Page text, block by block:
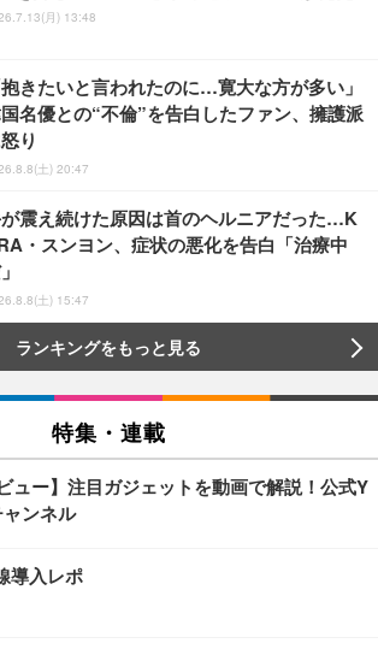
月) 13:48
抱きたいと言われたのに…寛大な方が多い」
名優との“不倫”を告白したファン、擁護派
り
土) 20:47
震え続けた原因は首のヘルニアだった…K
・スンヨン、症状の悪化を告白「治療中
土) 15:47
ランキングをもっと見る
特集・連載
ュー】注目ガジェットを動画で解説！公式Y
ンネル
導入レポ